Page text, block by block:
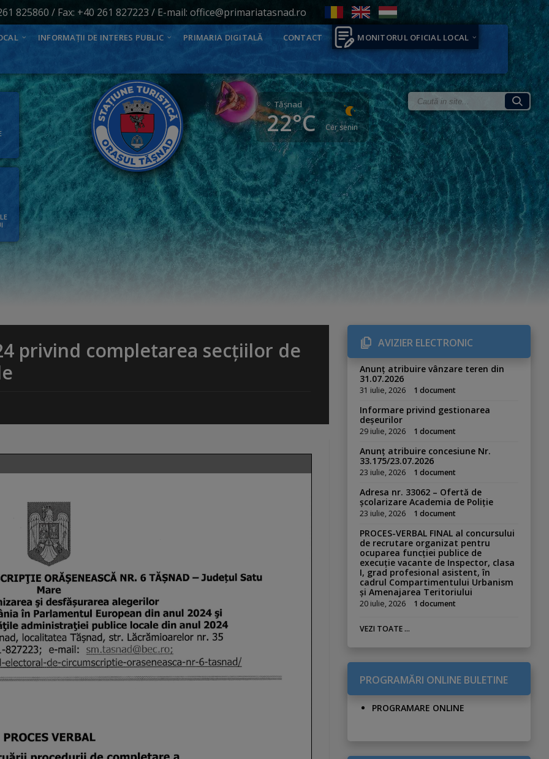
825860 / Fax: +40 261 827223 / E-mail: office@primariatasnad.ro
INFORMAȚII DE INTERES PUBLIC PRIMARIA DIGITALĂ CONTACT MONITORUL OFICIAL LOCAL
Tăşnad
22°C Cer senin
privind completarea secțiilor de
AVIZIER ELECTRONIC
Anunț atribuire vânzare teren din
31.07.2026
31 iulie, 2026 1 document
Informare privind gestionarea
deșeurilor
29 iulie, 2026 1 document
Anunț atribuire concesiune Nr.
33.175/23.07.2026
23 iulie, 2026 1 document
Adresa nr. 33062 – Ofertă de
școlarizare Academia de Poliție
23 iulie, 2026 1 document
PROCES-VERBAL FINAL al concursului
de recrutare organizat pentru
ocuparea funcției publice de
execuție vacante de Inspector, clasa
I, grad profesional asistent, în
cadrul Compartimentului Urbanism
și Amenajarea Teritoriului
20 iulie, 2026 1 document
VEZI TOATE ...
PROGRAMĂRI ONLINE BULETINE
PROGRAMARE ONLINE